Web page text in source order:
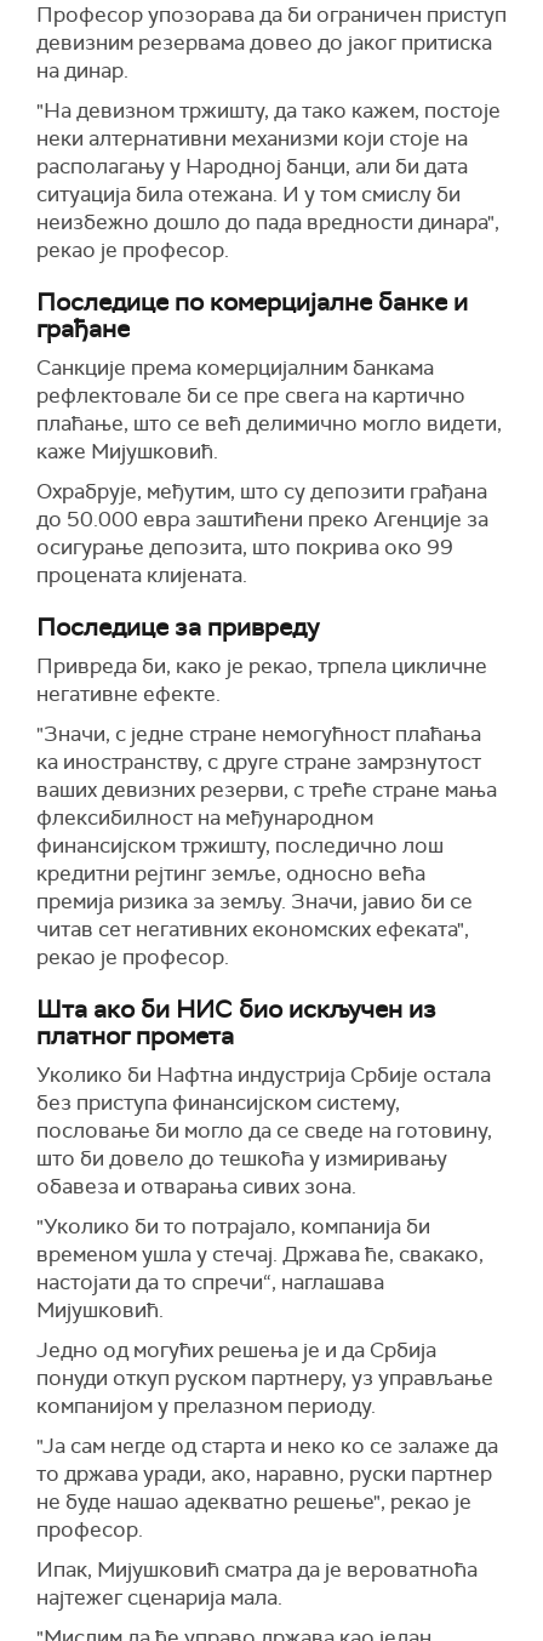
Професор упозорава да би ограничен приступ
девизним резервама довео до јаког притиска
на динар.
"На девизном тржишту, да тако кажем, постоје
неки алтернативни механизми који стоје на
располагању у Народној банци, али би дата
ситуација била отежана. И у том смислу би
неизбежно дошло до пада вредности динара",
рекао је професор.
Последице по комерцијалне банке и
грађане
Санкције према комерцијалним банкама
рефлектовале би се пре свега на картично
плаћање, што се већ делимично могло видети,
каже Мијушковић.
Охрабрује, међутим, што су депозити грађана
до 50.000 евра заштићени преко Агенције за
осигурање депозита, што покрива око 99
процената клијената.
Последице за привреду
Привреда би, како је рекао, трпела цикличне
негативне ефекте.
"Значи, с једне стране немогућност плаћања
ка иностранству, с друге стране замрзнутост
ваших девизних резерви, с треће стране мања
флексибилност на међународном
финансијском тржишту, последично лош
кредитни рејтинг земље, односно већа
премија ризика за земљу. Значи, јавио би се
читав сет негативних економских ефеката",
рекао је професор.
Шта ако би НИС био искључен из
платног промета
Уколико би Нафтна индустрија Србије остала
без приступа финансијском систему,
пословање би могло да се сведе на готовину,
што би довело до тешкоћа у измиривању
обавеза и отварања сивих зона.
"Уколико би то потрајало, компанија би
временом ушла у стечај. Држава ће, свакако,
настојати да то спречи“, наглашава
Мијушковић.
Једно од могућих решења је и да Србија
понуди откуп руском партнеру, уз управљање
компанијом у прелазном периоду.
"Ја сам негде од старта и неко ко се залаже да
то држава уради, ако, наравно, руски партнер
не буде нашао адекватно решење", рекао је
професор.
Ипак, Мијушковић сматра да је вероватноћа
најтежег сценарија мала.